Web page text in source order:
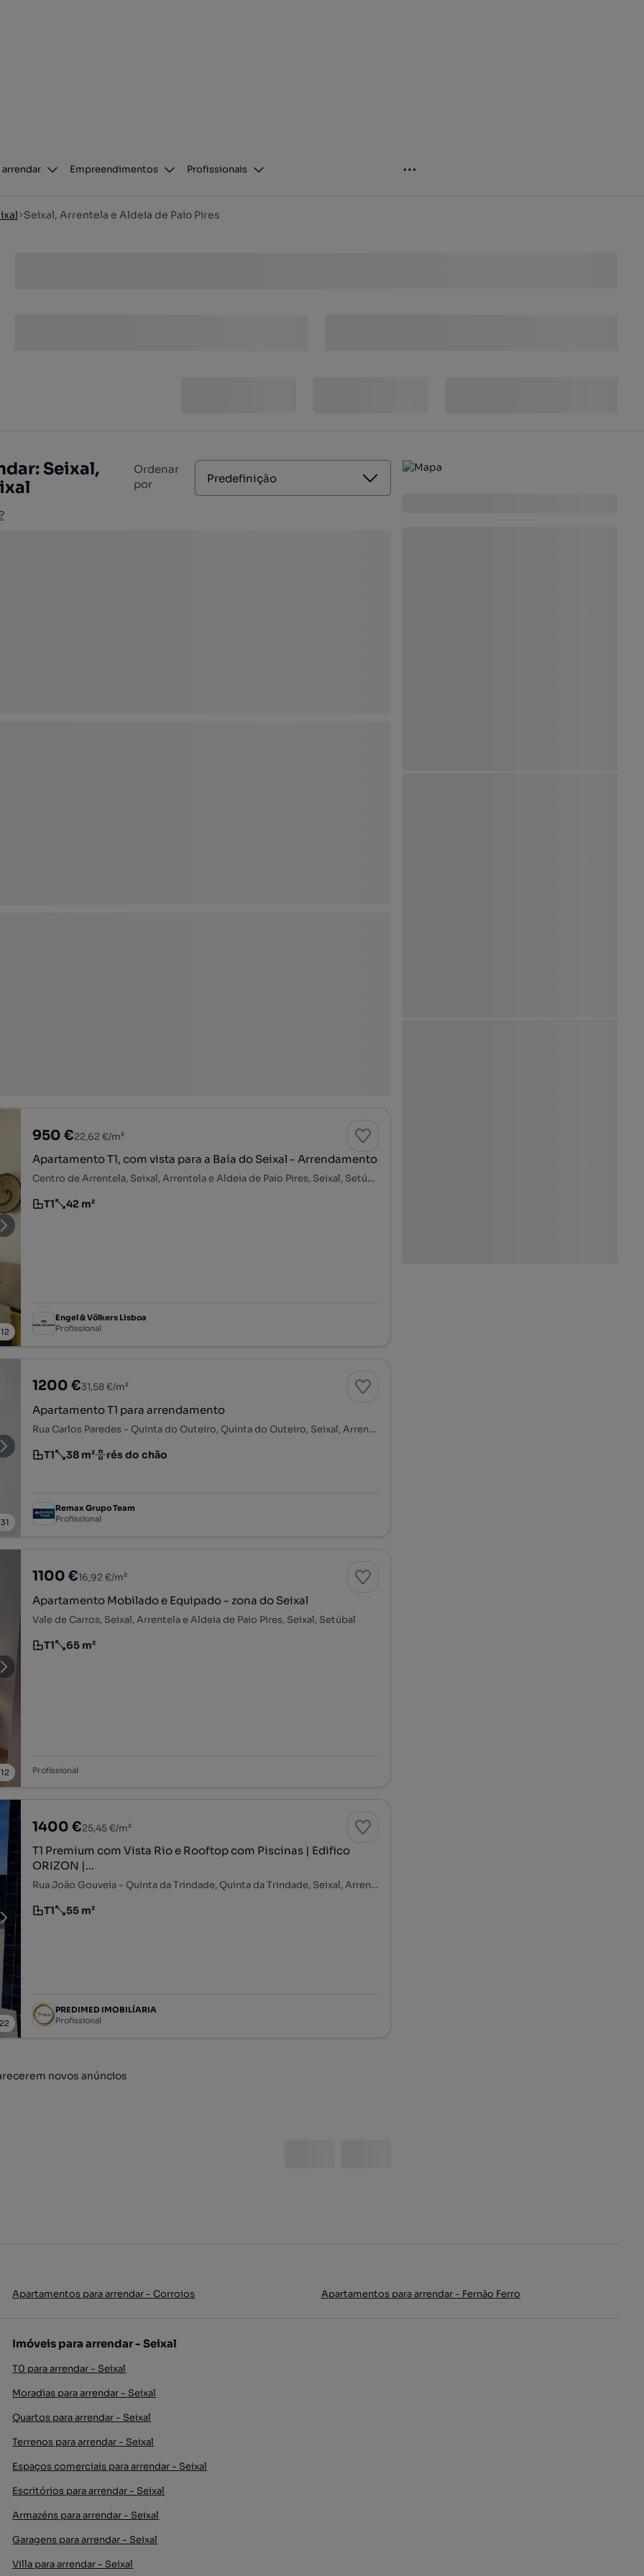
arrendar Empreendimentos Profissionais
Seixal, Arrentela e Aldeia de Paio Pires
Seixal,
Ordenar
por
Predefinição
12
950 €22,62 €/m²
Apartamento T1, com vista para a Baía do Seixal - Arrendamento
Centro de Arrentela, Seixal, Arrentela e Aldeia de Paio Pires, Seixal, Setúbal
Tipologia
T1
Preço por metro quadrado
42 m²
Engel & Völkers Lisboa
Profissional
31
1200 €31,58 €/m²
Apartamento T1 para arrendamento
Rua Carlos Paredes - Quinta do Outeiro, Quinta do Outeiro, Seixal, Arrentela e Aldeia de Paio Pires, Seixal, Setúbal
Tipologia
T1
Preço por metro quadrado
38 m²
Andar rés do chão
Remax Grupo Team
Profissional
12
1100 €16,92 €/m²
Apartamento Mobilado e Equipado - zona do Seixal
Vale de Carros, Seixal, Arrentela e Aldeia de Paio Pires, Seixal, Setúbal
Tipologia
T1
Preço por metro quadrado
65 m²
Profissional
22
1400 €25,45 €/m²
T1 Premium com Vista Rio e Rooftop com Piscinas | Edifico
ORIZON |...
Rua João Gouveia - Quinta da Trindade, Quinta da Trindade, Seixal, Arrentela e Aldeia de Paio Pires, Seixal, Setúbal
Tipologia
T1
Preço por metro quadrado
55 m²
PREDIMED IMOBILÍARIA
Profissional
novos anúncios
Apartamentos para arrendar - Corroios Apartamentos para arrendar - Fernão Ferro
Imóveis para arrendar - Seixal
T0 para arrendar - Seixal
Moradias para arrendar - Seixal
Quartos para arrendar - Seixal
Terrenos para arrendar - Seixal
Espaços comerciais para arrendar - Seixal
Escritórios para arrendar - Seixal
Armazéns para arrendar - Seixal
Garagens para arrendar - Seixal
Villa para arrendar - Seixal